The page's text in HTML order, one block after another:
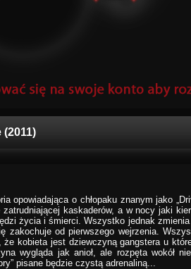
opowiadająca o chłopaku znanym jako
zatrudniającej kaskaderów, a w nocy jaki
życia i śmierci. Wszystko jednak
zakochuje od pierwszego wejrzenia.
że kobieta jest dziewczyną gangstera u
wygląda jak anioł, ale rozpęta wokół
pisane będzie czystą adrenaliną...